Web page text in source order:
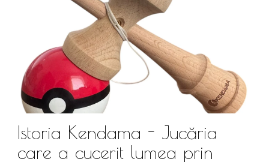
Istoria Kendama - Jucăria
care a cucerit lumea prin